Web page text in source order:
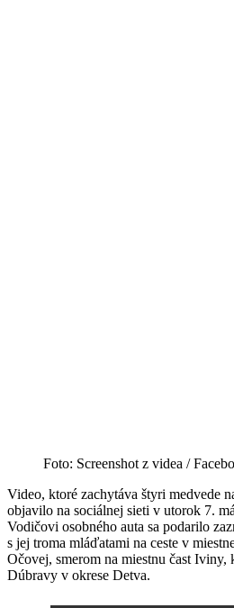
Foto: Screenshot z videa /
Video, ktoré zachytáva štyri medvede
objavilo na sociálnej sieti v utorok 7.
Vodičovi osobného auta sa podarilo
s jej troma mláďatami na ceste v
Očovej, smerom na miestnu čast Iviny,
Dúbravy v okrese Detva.